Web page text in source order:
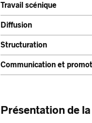
Travail scénique
Diffusion
Structuration
Communication et
Présentation de